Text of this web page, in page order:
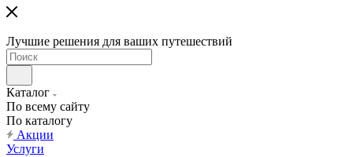
Лучшие решения для ваших путешествий
Каталог
По всему сайту
По каталогу
Акции
Услуги